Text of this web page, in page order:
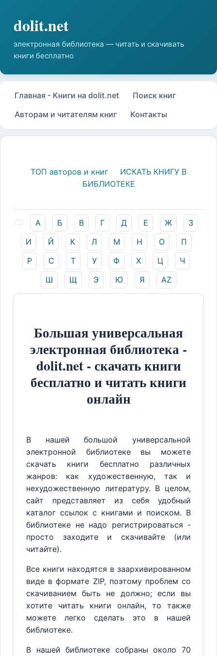
Главная - Книги на dolit.net
Поиск книг
Авторам и читателям книг
Контакты
ТОП авторов и книг
ИСКАТЬ КНИГУ В
БИБЛИОТЕКЕ
А Б В Г Д Е Ж
З
И
Й К Л М Н О
П
Р
С Т У Ф Х Ц
Ч
Ш
Щ Э Ю Я AZ
Большая универсальная
электронная библиотека -
dolit.net - скачать книги
бесплатно и читать книги
онлайн
В нашей большой универсальной
электронной библиотеке вы можете
скачать книги бесплатно различных
жанров: как художественную, так и
нехудожественную литературу. В целом,
сайт представляет из себя удобный
каталог ссылок с книгами и поиском. В
библиотеке не надо регистрироваться -
просто заходите и скачивайте (или
читайте).
Все книги находятся в заархивированном
виде в формате ZIP, поэтому проблем со
скачиванием быть не должно; если вы
хотите читать книги онлайн, то также
можете легко сделать это в нашей
библиотеке.
В нашей библиотеке собраны около 70